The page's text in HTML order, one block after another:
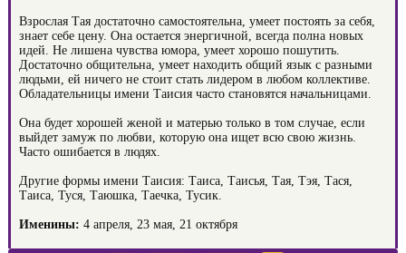
Взрослая Тая достаточно самостоятельна, умеет постоять за себя,
знает себе цену. Она остается энергичной, всегда полна новых
идей. Не лишена чувства юмора, умеет хорошо пошутить.
Достаточно общительна, умеет находить общий язык с разными
людьми, ей ничего не стоит стать лидером в любом коллективе.
Обладательницы имени Таисия часто становятся начальницами.
Она будет хорошей женой и матерью только в том случае, если
выйдет замуж по любви, которую она ищет всю свою жизнь.
Часто ошибается в людях.
Другие формы имени Таисия: Таиса, Таисья, Тая, Тэя, Тася,
Таиса, Туся, Таюшка, Таечка, Тусик.
Именины: 4 апреля, 23 мая, 21 октября